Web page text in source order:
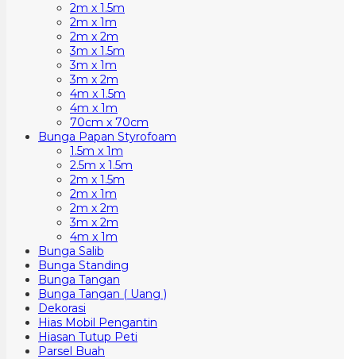
2m x 1.5m
2m x 1m
2m x 2m
3m x 1.5m
3m x 1m
3m x 2m
4m x 1.5m
4m x 1m
70cm x 70cm
Bunga Papan Styrofoam
1.5m x 1m
2.5m x 1.5m
2m x 1.5m
2m x 1m
2m x 2m
3m x 2m
4m x 1m
Bunga Salib
Bunga Standing
Bunga Tangan
Bunga Tangan ( Uang )
Dekorasi
Hias Mobil Pengantin
Hiasan Tutup Peti
Parsel Buah